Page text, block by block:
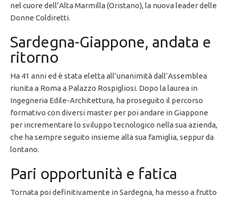
nel cuore dell’Alta Marmilla (Oristano), la nuova leader delle
Donne Coldiretti.
Sardegna-Giappone, andata e
ritorno
Ha 41 anni ed è stata eletta all’unanimità dall’Assemblea
riunita a Roma a Palazzo Rospigliosi. Dopo la laurea in
Ingegneria Edile-Architettura, ha proseguito il percorso
formativo con diversi master per poi andare in Giappone
per incrementare lo sviluppo tecnologico nella sua azienda,
che ha sempre seguito insieme alla sua famiglia, seppur da
lontano.
Pari opportunità e fatica
Tornata poi definitivamente in Sardegna, ha messo a frutto